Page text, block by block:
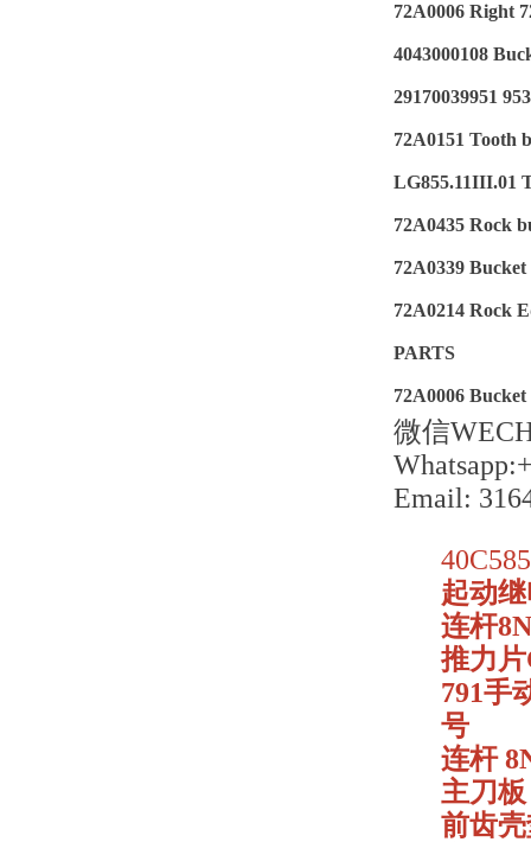
72A0006 Right
4043000108
29170039951
72A0151 Tooth
LG855.11III.01
72A0435 Rock
72A0339
72A0214 Rock
PARTS
72A0006
微信
Email:
起动继
连杆
推力片
791手
号
连杆
主刀板
前齿壳